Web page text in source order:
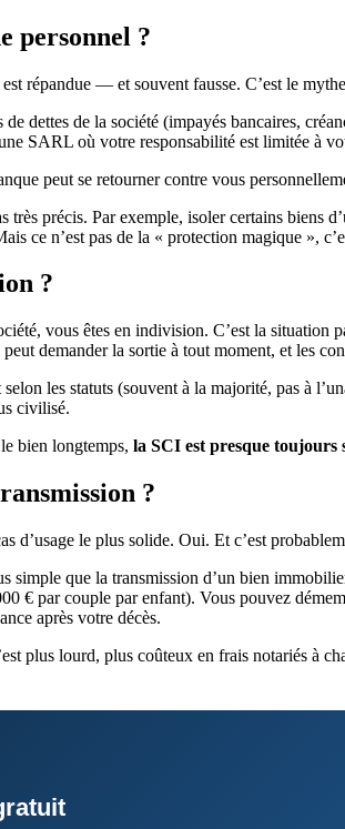
personnel ?
répandue — et souvent fausse. C’est le
dettes de la société (impayés bancaires,
SARL où votre responsabilité est limitée à
peut se retourner contre vous
très précis. Par exemple, isoler certains
ce n’est pas de la « protection magique »,
?
vous êtes en indivision. C’est la
demander la sortie à tout moment, et les
les statuts (souvent à la majorité, pas à
civilisé.
bien longtemps, la SCI est presque toujours
?
d’usage le plus solide. Oui. Et c’est
simple que la transmission d’un bien
€ par couple par enfant). Vous pouvez
après votre décès.
plus lourd, plus coûteux en frais notariés à